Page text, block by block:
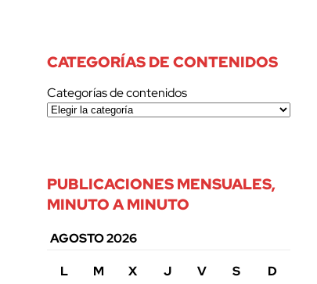
CATEGORÍAS DE CONTENIDOS
Categorías de contenidos
PUBLICACIONES MENSUALES,
MINUTO A MINUTO
AGOSTO 2026
L
M X J V S
D